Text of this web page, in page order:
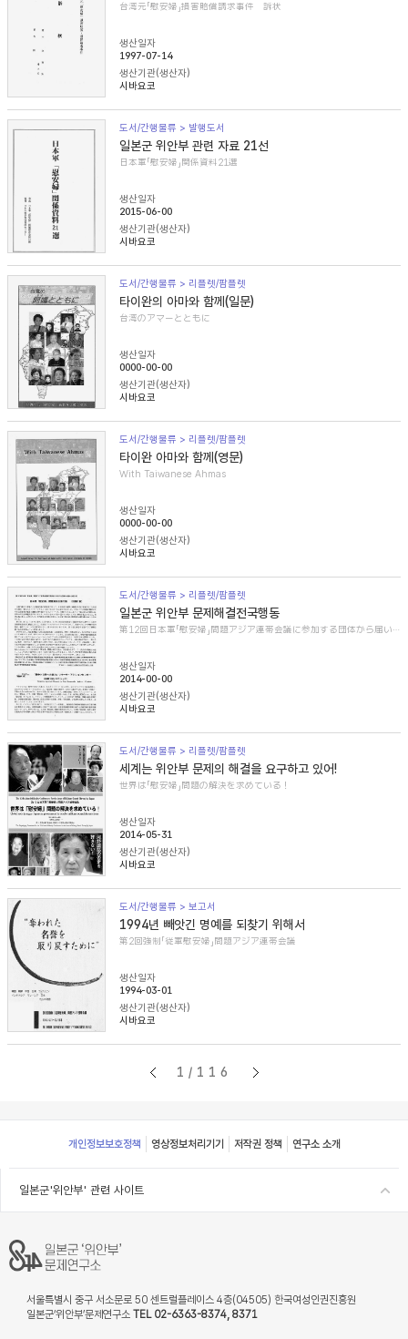
台湾元「慰安婦」損害賠償請求事件 訴状
생산일자
1997-07-14
생산기관(생산자)
시바요코
도서/간행물류 > 발행도서
일본군 위안부 관련 자료 21선
日本軍「慰安婦」関係資料21選
생산일자
2015-06-00
생산기관(생산자)
시바요코
도서/간행물류 > 리플렛/팜플렛
타이완의 아마와 함께(일문)
台湾のアマーとともに
생산일자
0000-00-00
생산기관(생산자)
시바요코
도서/간행물류 > 리플렛/팜플렛
타이완 아마와 함께(영문)
With Taiwanese Ahmas
생산일자
0000-00-00
생산기관(생산자)
시바요코
도서/간행물류 > 리플렛/팜플렛
일본군 위안부 문제해결전국행동
第12回日本軍「慰安婦」問題アジア連帯会議に参加する団体から届いた紹介文
생산일자
2014-00-00
생산기관(생산자)
시바요코
도서/간행물류 > 리플렛/팜플렛
세계는 위안부 문제의 해결을 요구하고 있어!
世界は「慰安婦」問題の解決を求めている！
생산일자
2014-05-31
생산기관(생산자)
시바요코
도서/간행물류 > 보고서
1994년 빼앗긴 명예를 되찾기 위해서
第2回強制「従軍慰安婦」問題アジア連帯会議
생산일자
1994-03-01
생산기관(생산자)
시바요코
1/116
Footer
개인정보보호정책 영상정보처리기기 저작권 정책 연구소 소개
일본군'위안부' 관련 사이트
서울특별시 중구 서소문로 50 센트럴플레이스 4층(04505) 한국여성인권진흥원
일본군‘위안부’문제연구소 TEL 02-6363-8374, 8371